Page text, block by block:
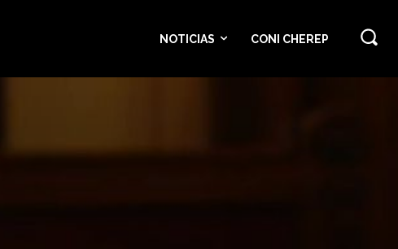
NOTICIAS CONI CHEREP